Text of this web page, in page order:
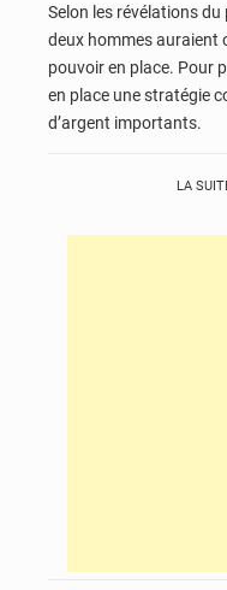
Selon les révélations du
deux hommes auraient
pouvoir en place. Pour
en place une stratégie
d’argent importants.
LA